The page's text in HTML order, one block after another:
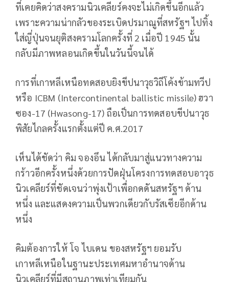
ที่เคยคิดว่าสงครามนิวเคลียร์คงจะไม่เกิดขึ้นอีกแล้ว
เพราะความน่ากลัวของระเบิดปรมาณูที่สหรัฐฯ ไปทิ้ง
ใส่ญี่ปุ่นจนยุติสงครามโลกครั้งที่ 2 เมื่อปี 1945 นั้น
กลับมีภาพหลอนเกิดขึ้นในวันนี้จนได้
การที่เกาหลีเหนือทดสอบยิงขีปนาวุธวิถีโค้งข้ามทวีป
หรือ ICBM (Intercontinental ballistic missile) ฮวา
ซอง-17 (Hwasong-17) ถือเป็นการทดสอบขีปนาวุธ
พิสัยไกลครั้งแรกตั้งแต่ปี ค.ศ.2017
เห็นได้ชัดว่า คิม จองอึน ได้กลับมาสู่แนวทางความ
กร้าวอีกครั้งหนึ่งด้วยการปัดฝุ่นโครงการทดสอบอาวุธ
นิวเคลียร์ที่ชัดเจนว่าพุ่งเป้าเพื่อกดดันสหรัฐฯ ด้าน
หนึ่ง และแสดงความเป็นพวกเดียวกับรัสเซียอีกด้าน
หนึ่ง
คิมต้องการให้ โจ ไบเดน ของสหรัฐฯ ยอมรับ
เกาหลีเหนือในฐานะประเทศมหาอำนาจด้าน
นิวเคลียร์ที่มีสถานภาพเท่าเทียมกัน